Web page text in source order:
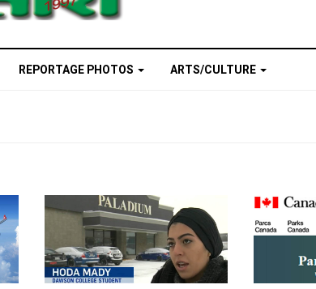
REPORTAGE PHOTOS ARTS/CULTURE